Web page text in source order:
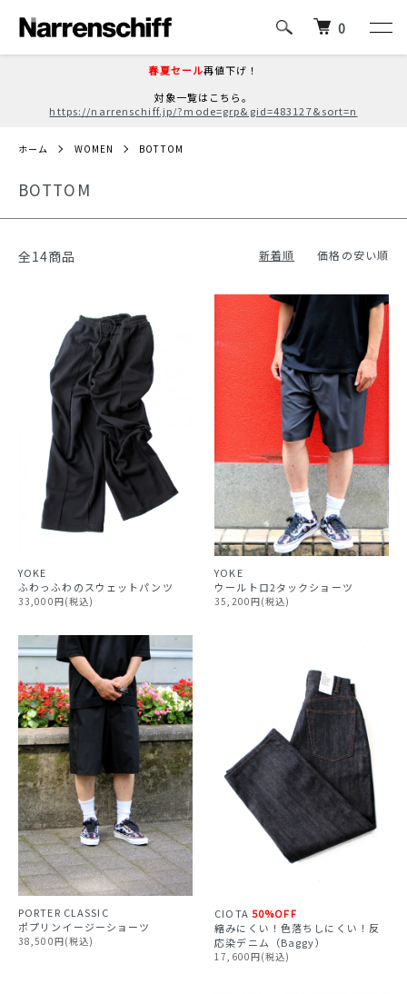
春夏セール再値下げ！
対象一覧はこちら。
https://narrenschiff.jp/?mode=grp&gid=483127&sort=n
0
ホーム WOMEN BOTTOM
BOTTOM
全14商品 新着順 価格の安い順
YOKE
ふわっふわのスウェットパンツ
33,000円(税込)
YOKE
ウールトロ2タックショーツ
35,200円(税込)
PORTER CLASSIC
ポプリンイージーショーツ
38,500円(税込)
CIOTA 50%OFF
縮みにくい！色落ちしにくい！反
応染デニム（Baggy）
17,600円(税込)